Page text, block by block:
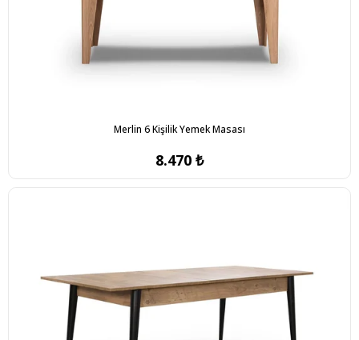
Merlin 6 Kişilik Yemek Masası
8.470 ₺